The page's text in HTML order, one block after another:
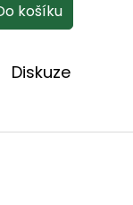
Diskuze